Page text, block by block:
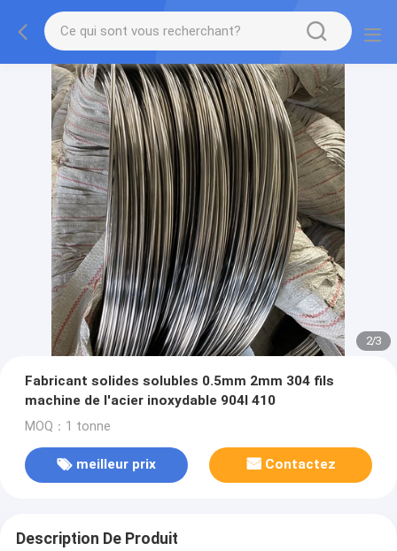
2/3
Fabricant solides solubles 0.5mm 2mm 304 fils
machine de l'acier inoxydable 904l 410
MOQ：1 tonne
meilleur prix Contactez
Description De Produit